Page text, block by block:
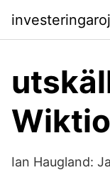
Ian Haugland: